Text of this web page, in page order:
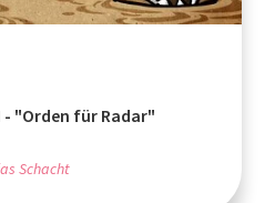
- "Orden für Radar"
Schacht